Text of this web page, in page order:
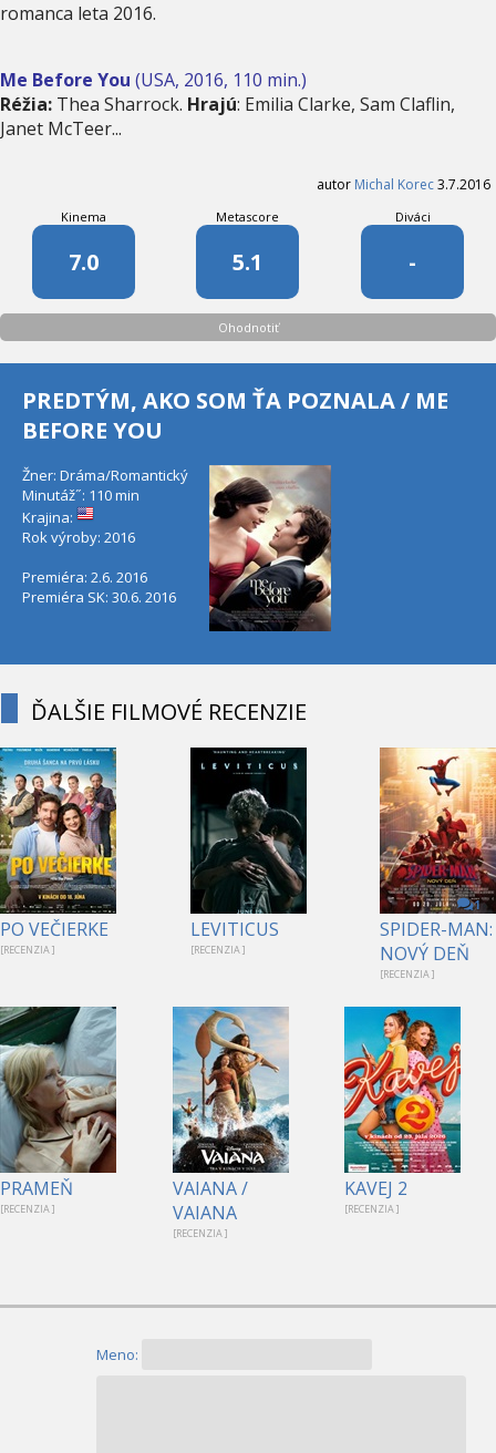
romanca leta 2016.
Me Before You (USA, 2016, 110 min.)
Réžia: Thea Sharrock. Hrajú: Emilia Clarke, Sam Claflin,
Janet McTeer...
autor Michal Korec3.7.2016
Kinema
7.0
Metascore
5.1
Diváci
-
Ohodnotiť
PREDTÝM, AKO SOM ŤA POZNALA / ME
BEFORE YOU
Žner: Dráma/Romantický
Minutáž˝: 110 min
Krajina:
Rok výroby: 2016
Premiéra: 2.6. 2016
Premiéra SK: 30.6. 2016
ĎALŠIE FILMOVÉ RECENZIE
PO VEČIERKE
[RECENZIA ]
LEVITICUS
[RECENZIA ]
1
SPIDER-MAN:
NOVÝ DEŇ
[RECENZIA ]
PRAMEŇ
[RECENZIA ]
VAIANA /
VAIANA
[RECENZIA ]
KAVEJ 2
[RECENZIA ]
Meno: